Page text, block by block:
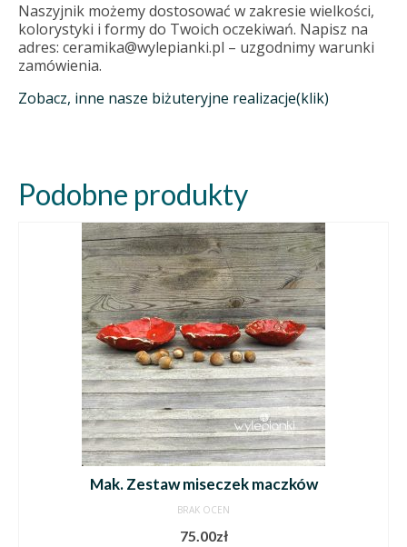
Naszyjnik możemy dostosować w zakresie wielkości,
kolorystyki i formy do Twoich oczekiwań. Napisz na
adres: ceramika@wylepianki.pl – uzgodnimy warunki
zamówienia.
Zobacz, inne nasze biżuteryjne realizacje(klik)
Podobne produkty
Mak. Zestaw miseczek maczków
BRAK OCEN
75.00zł